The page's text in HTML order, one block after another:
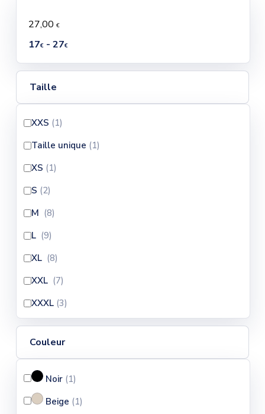
27,00 €
17€- 27€
Taille
XXS (1)
Taille unique (1)
XS (1)
S (2)
M (8)
L (9)
XL (8)
XXL (7)
XXXL (3)
Couleur
Noir (1)
Beige (1)